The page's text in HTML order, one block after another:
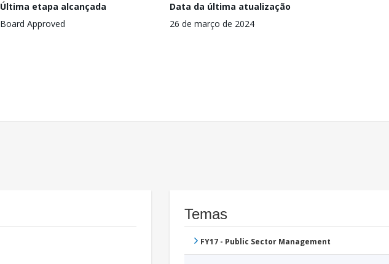
Última etapa alcançada
Board Approved
Data da última atualização
26 de março de 2024
Temas
FY17 - Public Sector Management